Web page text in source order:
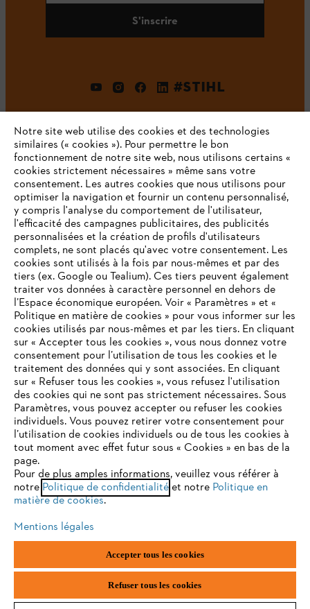
S'inscrire
#STIHL
L'Entreprise
STIHL FAQ
Contact
Politique de protection des données
Mentions légales Utilisation des cookies
Informations juridiques
ANDREAS STIHL NV, Veurtstraat 117, 2870 Puurs-Sint-Amands,
België/Belgique
VAT Number: BE 0427.714.768
VOTRE NAVIGATEUR INTERNET
N'EST PLUS PRIS EN CHARGE
Vous utilisez un navigateur Internet que nous ne prenons plus
en charge, et certaines fonctionnalités de notre site ne
peuvent fonctionner correctement. Pour une utilisation
optimale de notre site, nous vous recommandons de passer à
l'un des navigateurs suivants :
firefox chrome
edge
Notre site web utilise des cookies et des technologies
similaires (« cookies »). Pour permettre le bon
fonctionnement de notre site web, nous utilisons certains «
cookies strictement nécessaires » même sans votre
consentement. Les autres cookies que nous utilisons pour
optimiser la navigation et fournir un contenu personnalisé,
y compris l'analyse du comportement de l'utilisateur,
l'efficacité des campagnes publicitaires, des publicités
personnalisées et la création de profils d'utilisateurs
complets, ne sont placés qu'avec votre consentement. Les
cookies sont utilisés à la fois par nous-mêmes et par des
tiers (ex. Google ou Tealium). Ces tiers peuvent également
traiter vos données à caractère personnel en dehors de
l’Espace économique européen. Voir « Paramètres » et «
Politique en matière de cookies » pour vous informer sur les
cookies utilisés par nous-mêmes et par les tiers. En cliquant
sur « Accepter tous les cookies », vous nous donnez votre
consentement pour l’utilisation de tous les cookies et le
traitement des données qui y sont associées. En cliquant
sur « Refuser tous les cookies », vous refusez l'utilisation
des cookies qui ne sont pas strictement nécessaires. Sous
Paramètres, vous pouvez accepter ou refuser les cookies
individuels. Vous pouvez retirer votre consentement pour
l’utilisation de cookies individuels ou de tous les cookies à
tout moment avec effet futur sous « Cookies » en bas de la
page.
Pour de plus amples informations, veuillez vous référer à
notre Politique de confidentialitéet notre Politique en
matière de cookies.
Mentions légales
Accepter tous les cookies
Refuser tous les cookies